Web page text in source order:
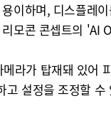
이하며, 디스플레
모콘 콘셉트의 'AI
라가 탑재돼 있어
고 설정을 조정할